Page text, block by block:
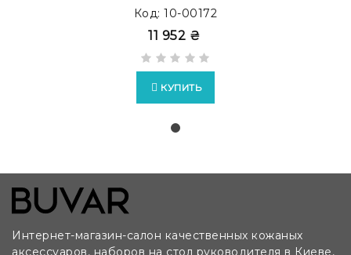
Предметов, Бювар, Табак
Код: 10-00172
11 952 ₴
КУПИТЬ
Интернет-магазин-салон качественных кожаных
аксессуаров, наборов на стол руководителя в Киеве,